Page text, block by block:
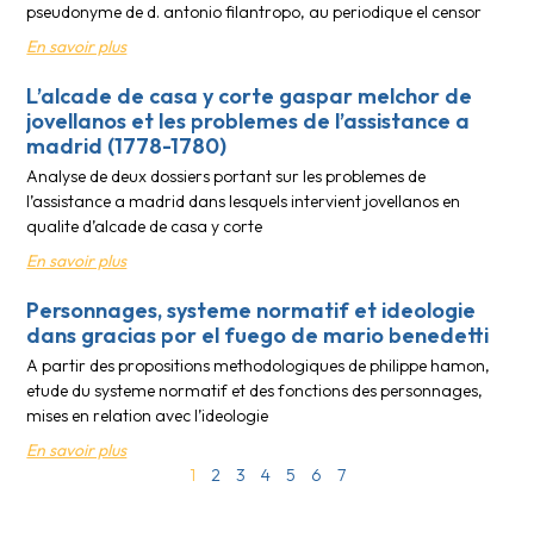
pseudonyme de d. antonio filantropo, au periodique el censor
En savoir plus
L’alcade de casa y corte gaspar melchor de
jovellanos et les problemes de l’assistance a
madrid (1778-1780)
Analyse de deux dossiers portant sur les problemes de
l’assistance a madrid dans lesquels intervient jovellanos en
qualite d’alcade de casa y corte
En savoir plus
Personnages, systeme normatif et ideologie
dans gracias por el fuego de mario benedetti
A partir des propositions methodologiques de philippe hamon,
etude du systeme normatif et des fonctions des personnages,
mises en relation avec l’ideologie
En savoir plus
1
2 3 4 5 6 7